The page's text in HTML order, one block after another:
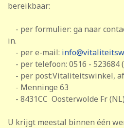
bereikbaar:
- per formulier: ga naar
in.
- per e-mail:
- per telefoon: 0516 -
- per post:Vitaliteitswinkel,
- Menninge 63
- 8431CC Oosterwolde Fr
U krijgt meestal binnen één